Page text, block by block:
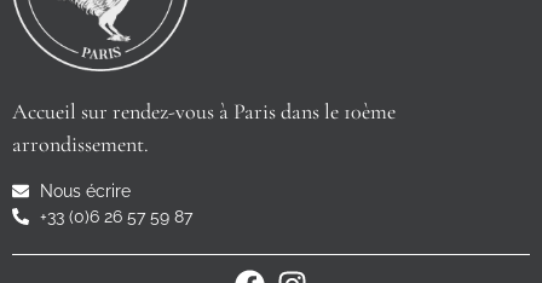
Accueil sur rendez-vous à Paris dans le 10ème
arrondissement.
Nous écrire
+33 (0)6 26 57 59 87